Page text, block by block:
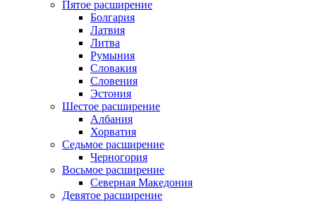
Пятое расширение
Болгария
Латвия
Литва
Румыния
Словакия
Словения
Эстония
Шестое расширение
Албания
Хорватия
Седьмое расширение
Черногория
Восьмое расширение
Северная Македония
Девятое расширение